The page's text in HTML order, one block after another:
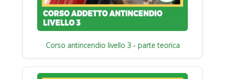
Corso antincendio livello 3 - parte teorica